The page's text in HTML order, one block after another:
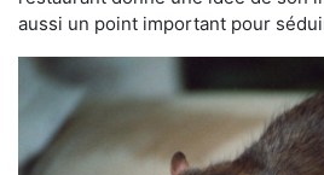
aussi un point important pour